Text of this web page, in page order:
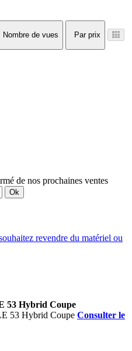
Nombre de vues Par prix
de nos prochaines ventes
Ok
53 Hybrid Coupe
Consulter le